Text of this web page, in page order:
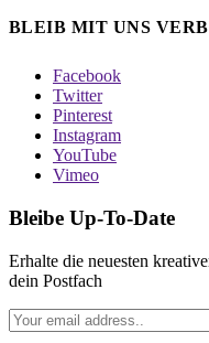
BLEIB MIT UNS
Facebook
Twitter
Pinterest
Instagram
YouTube
Vimeo
Bleibe Up-To-Date
Erhalte die neuesten
dein Postfach